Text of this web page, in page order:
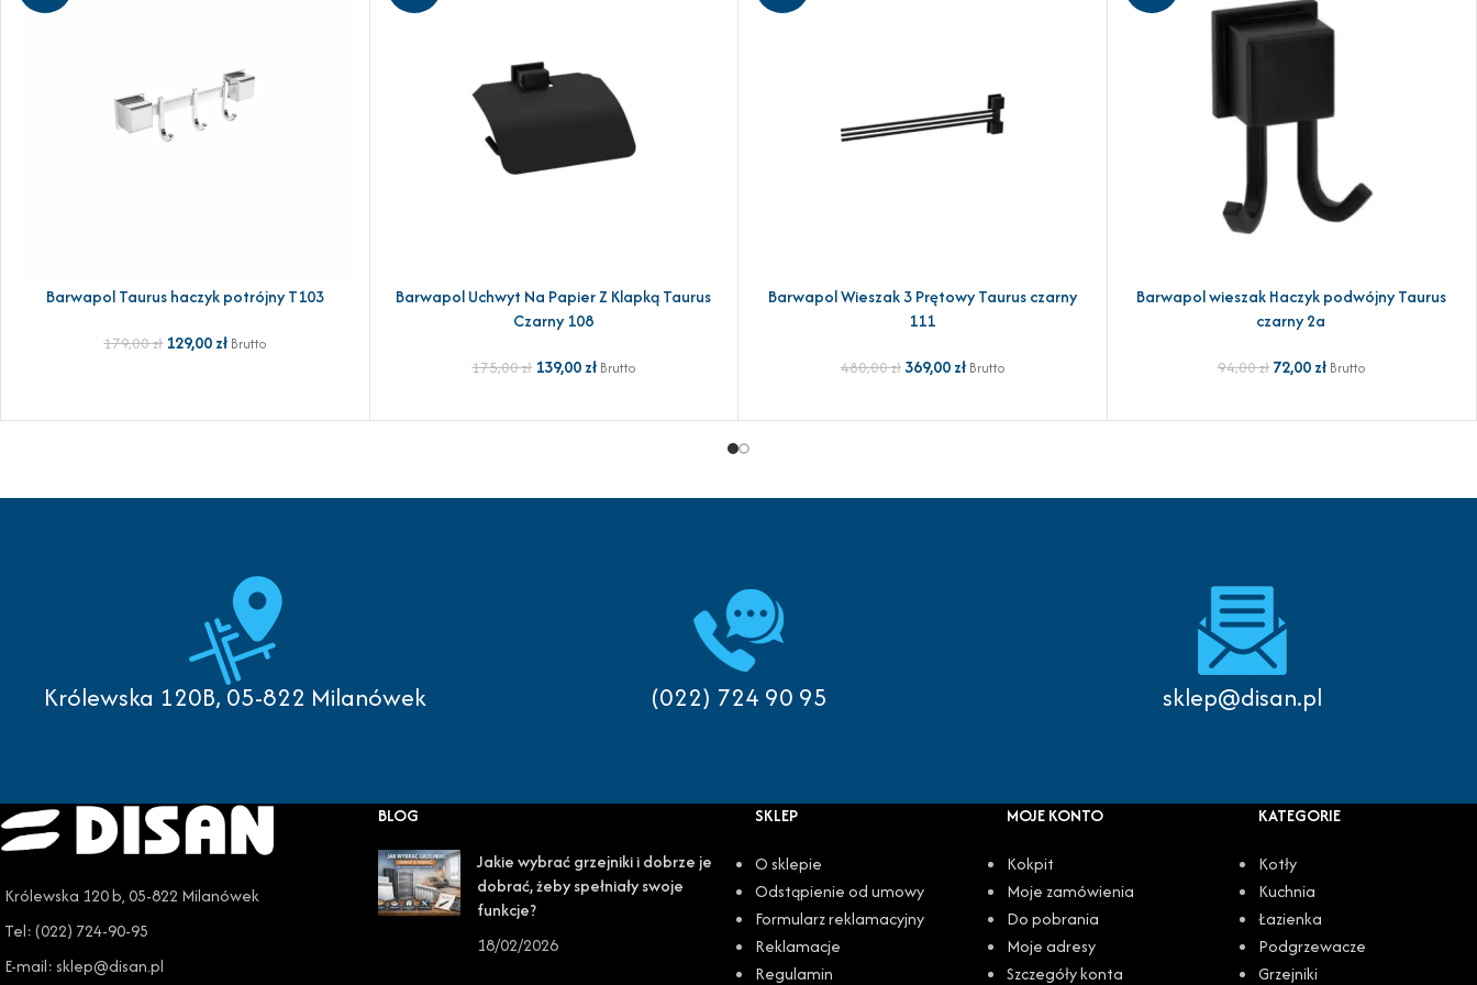
DODAJ DO KOSZYKA
Barwapol Taurus haczyk potrójny T103
179,00zł 129,00zł Brutto
DODAJ DO KOSZYKA
Barwapol Uchwyt Na Papier Z Klapką Taurus
Czarny 108
175,00zł 139,00zł Brutto
DODAJ DO KOSZYKA
Barwapol Wieszak 3 Prętowy Taurus czarny
111
480,00zł 369,00zł Brutto
DODAJ DO KOSZYKA
Barwapol wieszak Haczyk podwójny Taurus
czarny 2a
94,00zł 72,00zł Brutto
Królewska 120B, 05-822 Milanówek (022) 724 90 95 sklep@disan.pl
Królewska 120 b, 05-822 Milanówek
Tel: (022) 724-90-95
E-mail: sklep@disan.pl
BLOG
Jakie wybrać grzejniki i dobrze je
dobrać, żeby spełniały swoje
funkcje?
18/02/2026
SKLEP
O sklepie
Odstąpienie od umowy
Formularz reklamacyjny
Reklamacje
Regulamin
MOJE KONTO
Kokpit
Moje zamówienia
Do pobrania
Moje adresy
Szczegóły konta
KATEGORIE
Kotły
Kuchnia
Łazienka
Podgrzewacze
Grzejniki